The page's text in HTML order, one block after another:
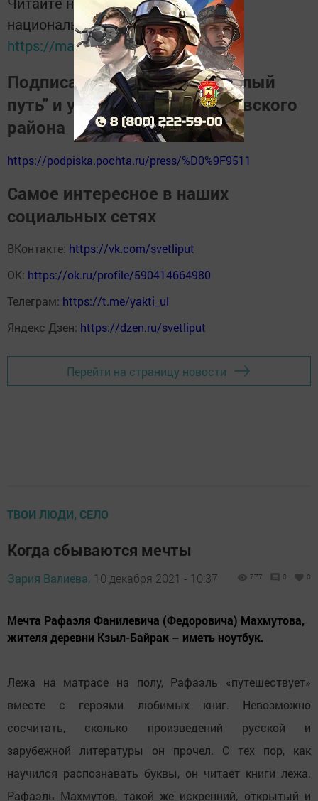
национальном мессенджере MАХ:
https://max.ru/tatmedia
Подписаться на газету "Светлый
путь" и узнать о жизни Тукаевского
района
https://podpiska.pochta.ru/press/%D0%9F9511
Самое интересное в наших
социальных сетях
ВКонтакте: https://vk.com/svetliput
ОК: https://ok.ru/profile/590414664980
Телеграм: https://t.me/yakti_ul
Яндекс Дзен: https://dzen.ru/svetliput
Перейти на страницу новости
ТВОИ ЛЮДИ, СЕЛО
Когда сбываются мечты
Зария Валиева, 10 декабря 2021 - 10:37 777 0 0
Мечта Рафаэля Фанилевича (Федоровича) Махмутова,
жителя деревни Кзыл-Байрак – иметь ноутбук.
Лежа на матрасе на полу, Рафаэль «путешествует»
вместе с героями любимых книг. Невозможно
сосчитать, сколько произведений русской и
зарубежной литературы он прочел. С тех пор, как
научился распознавать буквы, он читает книги лежа.
Рафаэль Махмутов, такой же искренний, открытый и